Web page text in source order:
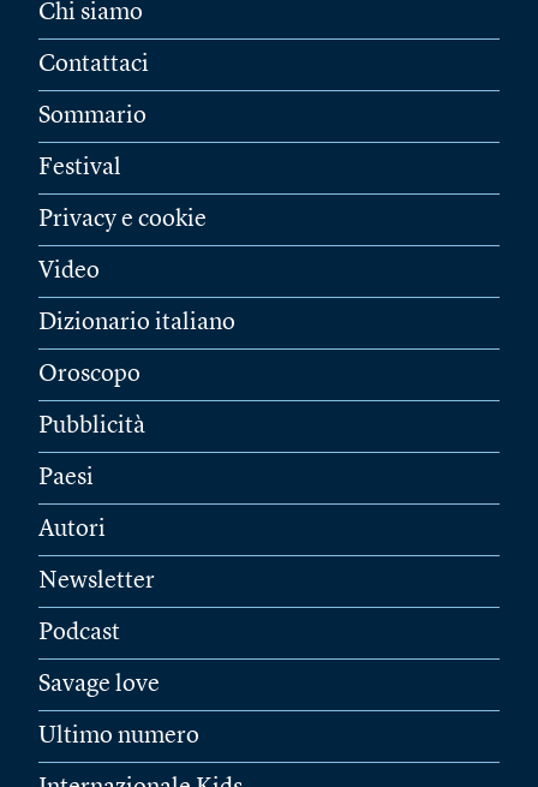
Chi siamo
Contattaci
Sommario
Festival
Privacy e cookie
Video
Dizionario italiano
Oroscopo
Pubblicità
Paesi
Autori
Newsletter
Podcast
Savage love
Ultimo numero